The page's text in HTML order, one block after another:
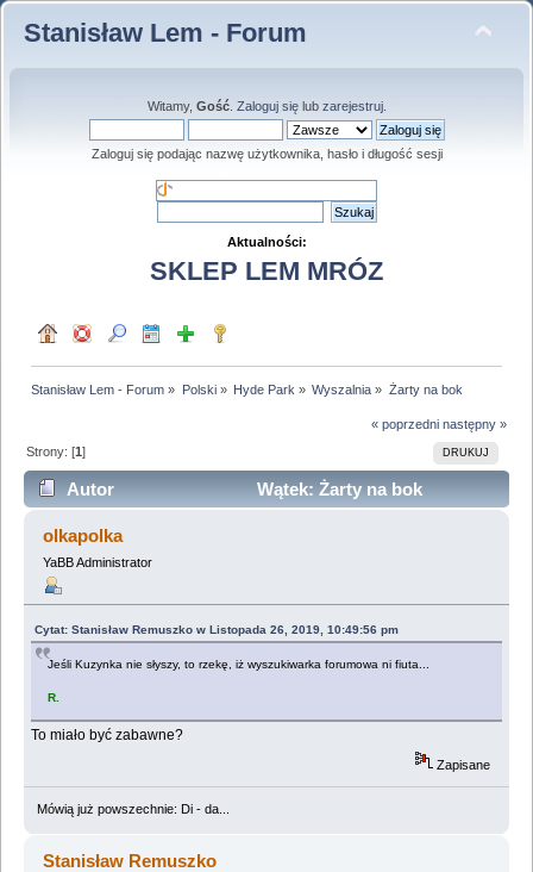
Stanisław Lem - Forum
Witamy, Gość. Zaloguj sięlub zarejestruj.
Zaloguj się podając nazwę użytkownika, hasło i długość sesji
Aktualności:
SKLEP LEM MRÓZ
Stanisław Lem - Forum » Polski» Hyde Park » Wyszalnia » Żarty na bok
« poprzedni następny »
DRUKUJ
Strony: [1]
Autor
Wątek: Żarty na bok
(Przeczytany 72853 razy)
olkapolka
YaBB Administrator
Cytat: Stanisław Remuszko w Listopada 26, 2019, 10:49:56 pm
Jeśli Kuzynka nie słyszy, to rzekę, iż wyszukiwarka forumowa ni fiuta...
R.
To miało być zabawne?
Zapisane
Mówią już powszechnie: Di - da...
Stanisław Remuszko